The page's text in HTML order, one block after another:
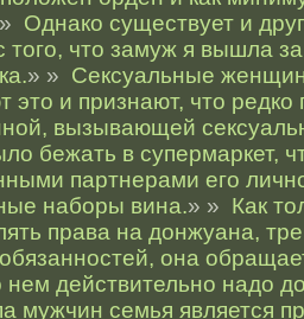
Однако существует и
того, что замуж я вышла
» » Сексуальные
это и признают, что редко
вызывающей
бежать в супермаркет,
партнерами его
наборы вина.» » Как
права на донжуана,
она
действительно надо
мужчин семья является